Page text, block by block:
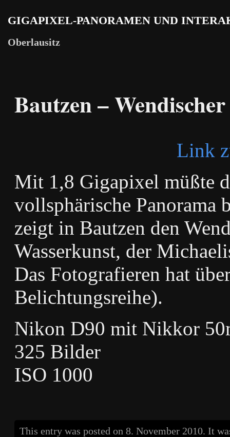
GIGAPIXEL-PANORAMEN UND
Oberlausitz
Bautzen –
Link
Mit 1,8 Gigapixel müßte
vollsphärische Panorama
zeigt in Bautzen den
Wasserkunst, der
Das Fotografieren hat
Belichtungsreihe).
Nikon D90 mit Nikkor
325 Bilder
ISO 1000
This entry was posted on 8. November 2010. It